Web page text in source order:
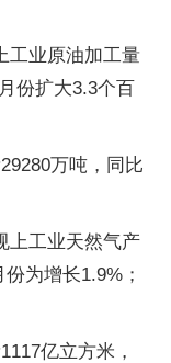
工业原油加工量
份扩大3.3个百
万吨，同比
上工业天然气产
为增长1.9%；
亿立方米，